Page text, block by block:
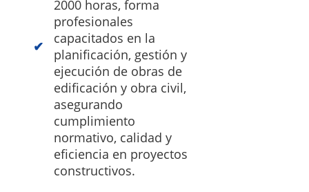
2000 horas, forma
profesionales
capacitados en la
planificación, gestión y
ejecución de obras de
edificación y obra civil,
asegurando
cumplimiento
normativo, calidad y
eficiencia en proyectos
constructivos.